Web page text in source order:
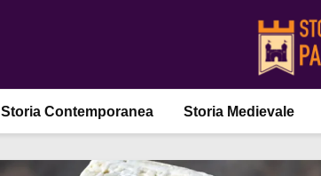
Storia Contemporanea Storia Medievale